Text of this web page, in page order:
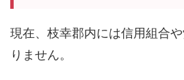
現在、枝幸郡内には信用組合
りません。